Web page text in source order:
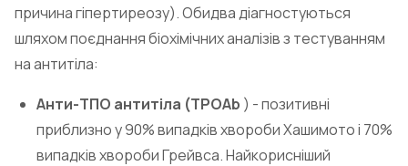
причина гіпертиреозу). Обидва діагностуються
шляхом поєднання біохімічних аналізів з тестуванням
на антитіла:
Анти-ТПО антитіла (TPOAb ) - позитивні
приблизно у 90% випадків хвороби Хашимото і 70%
випадків хвороби Грейвса. Найкорисніший